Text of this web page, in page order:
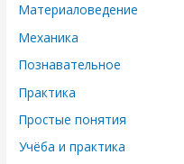
Материаловедение
Механика
Познавательное
Практика
Простые понятия
Учёба и практика